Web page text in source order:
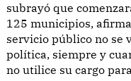
subrayó que
125 municipios,
servicio público no se
política, siempre y
no utilice su cargo